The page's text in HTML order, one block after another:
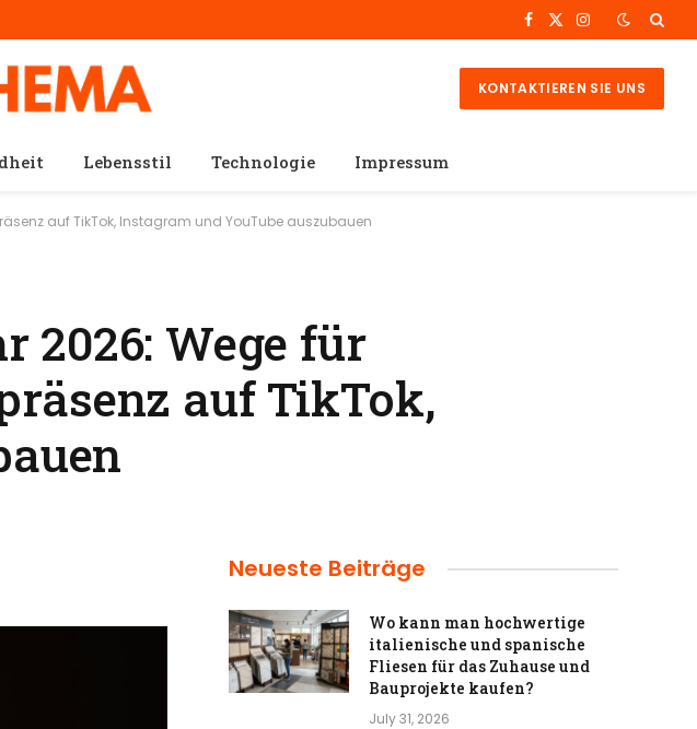
Facebook
X
Instagram
KONTAKTIEREN SIE UNS
Lebensstil Technologie Impressum
auf TikTok, Instagram und YouTube auszubauen
2026: Wege für
auf TikTok,
Neueste Beiträge
Wo kann man hochwertige
italienische und spanische
Fliesen für das Zuhause und
Bauprojekte kaufen?
July 31, 2026